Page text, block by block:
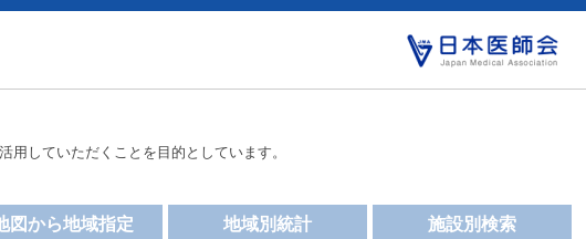
していただくことを目的としています。
施設別検索
地域別統計
図から地域指定